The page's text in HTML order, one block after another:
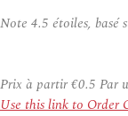
Note 4.5 étoiles, basé
Prix à partir€0.5 Par
Use this link to Order